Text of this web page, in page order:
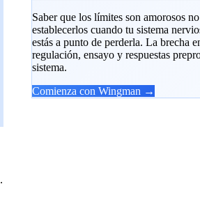
.
Saber que los límites son amorosos
establecerlos cuando tu sistema
estás a punto de perderla. La brecha
regulación, ensayo y respuestas
sistema.
Comienza con Wingman →